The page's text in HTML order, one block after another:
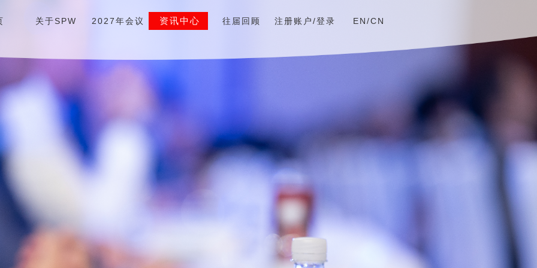
关于SPW 2027年会议 资讯中心 往届回顾 注册账户/登录 EN/CN